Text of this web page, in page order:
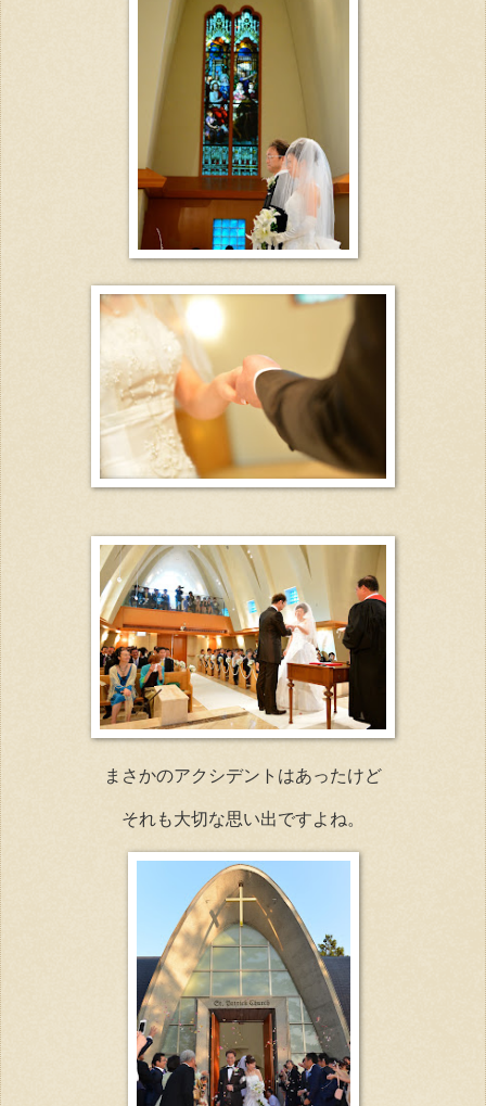
まさかのアクシデントはあったけど
それも大切な思い出ですよね。